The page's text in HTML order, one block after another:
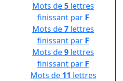
Mots de5 lettres
finissant par F
Mots de7 lettres
finissant par F
Mots de9 lettres
finissant par F
Mots de 11 lettres